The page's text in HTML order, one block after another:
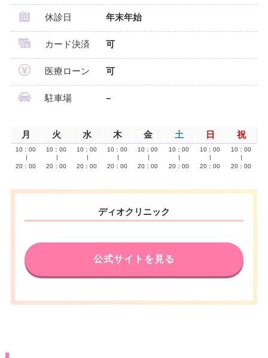
休診日 年末年始
カード決済 可
医療ローン 可
駐車場 –
月 火 水 木 金 土 日 祝
10：00
20：00
10：00
20：00
10：00
20：00
10：00
20：00
10：00
20：00
10：00
20：00
10：00
20：00
10：00
20：00
ディオクリニック
公式サイトを見る